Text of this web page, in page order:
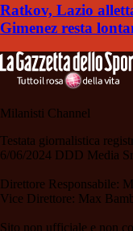
Ratkov, Lazio
Gimenez resta
Milanisti Channel
Testata giornalistica
6/06/2024 DDD Media
Direttore Responsabile:
Vice Direttore: Max
Sito non ufficiale e non